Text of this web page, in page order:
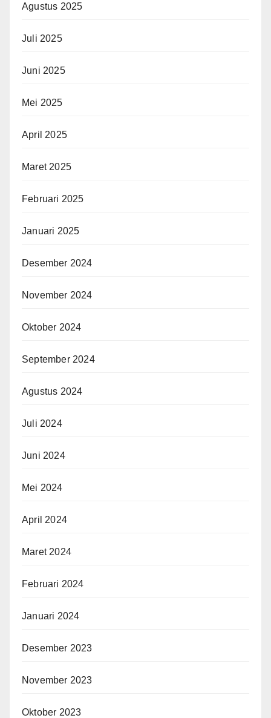
Agustus 2025
Juli 2025
Juni 2025
Mei 2025
April 2025
Maret 2025
Februari 2025
Januari 2025
Desember 2024
November 2024
Oktober 2024
September 2024
Agustus 2024
Juli 2024
Juni 2024
Mei 2024
April 2024
Maret 2024
Februari 2024
Januari 2024
Desember 2023
November 2023
Oktober 2023